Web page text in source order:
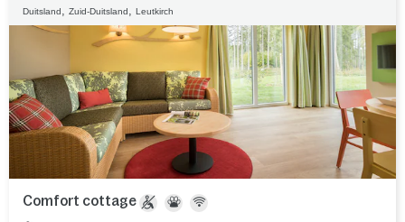
Duitsland Zuid-Duitsland Leutkirch
Comfort cottage